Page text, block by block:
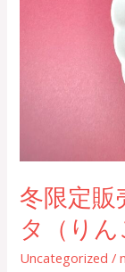
冬限定
タ（りん
Uncategorized /